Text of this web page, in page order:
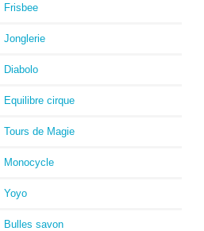
Frisbee
Jonglerie
Diabolo
Equilibre cirque
Tours de Magie
Monocycle
Yoyo
Bulles savon